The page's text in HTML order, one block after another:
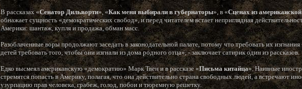
В рассказах «Сенатор Дильворти», «Как меня выбирали в губернаторы», в «Сценах из
обнажает сущность «демократических свобод», и перед читателем встает неприглядная
Америки: шантаж, купля и продажа, обман масс.
Разоблаченные воры продолжают заседать в законодательной палате, потому что требовать их изгнания
детей требовать того, чтобы они изгнали из дома родного отца», - заключает сатирик один из рассказов.
Едко высмеял американскую «демократию» Марк Твен и в рассказе «Письма китайца». Наивные
стремятся попасть в Америку, полагая, что она действительно страна свободных людей, а встречают
узурпацию прав человека, грабеж, голод, побои и тюремную решетку.